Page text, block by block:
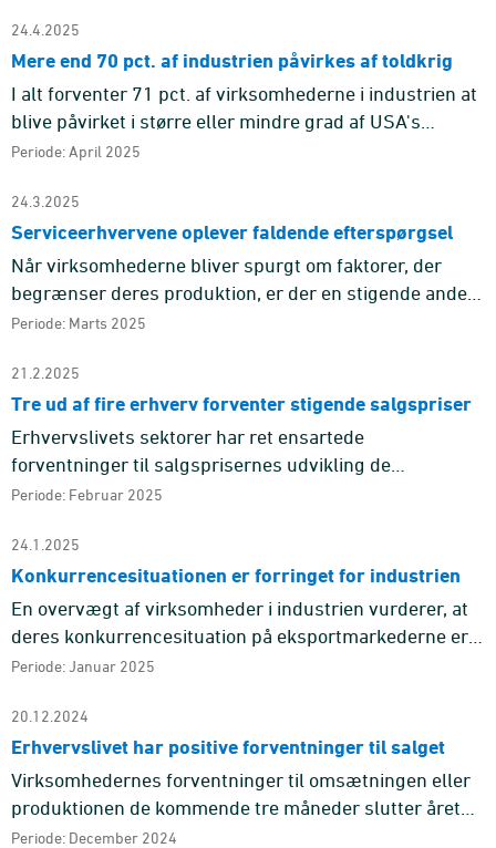
24.4.2025
Mere end 70 pct. af industrien påvirkes af toldkrig
I alt forventer 71 pct. af virksomhederne i industrien at
blive påvirket i større eller mindre grad af USA's
toldkrig. 66 pct. svarer, at de vil blive påvirket af øget to
Periode: April 2025
24.3.2025
Serviceerhvervene oplever faldende efterspørgsel
Når virksomhederne bliver spurgt om faktorer, der
begrænser deres produktion, er der en stigende andel,
der aktuelt melder om manglende efterspørgsel. For
Periode: Marts 2025
21.2.2025
Tre ud af fire erhverv forventer stigende salgspriser
Erhvervslivets sektorer har ret ensartede
forventninger til salgsprisernes udvikling de
kommende tre måneder. Blandt virksomhederne i både
Periode: Februar 2025
24.1.2025
Konkurrencesituationen er forringet for industrien
En overvægt af virksomheder i industrien vurderer, at
deres konkurrencesituation på eksportmarkederne er
blevet forringet de seneste tre måneder.
Periode: Januar 2025
20.12.2024
Erhvervslivet har positive forventninger til salget
Virksomhedernes forventninger til omsætningen eller
produktionen de kommende tre måneder slutter året
på et højt niveau for alle fire erhverv i
Periode: December 2024